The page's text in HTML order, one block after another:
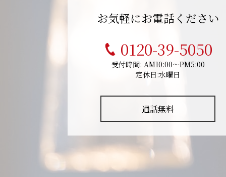
お気軽にお電話ください
0120-39-5050
受付時間: AM10:00～PM5:00
定休日:水曜日
通話無料